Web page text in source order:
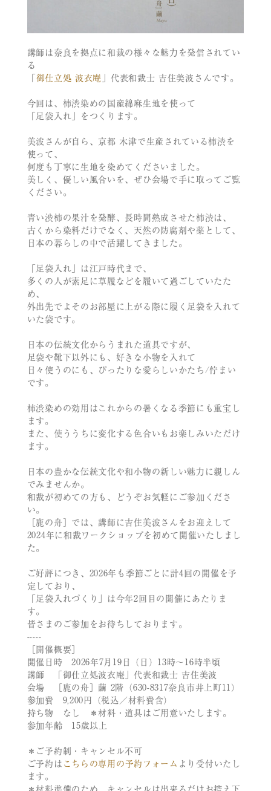
講師は奈良を拠点に和裁の様々な魅力を発信されてい
る
「御仕立処 波衣庵 」代表和裁士 吉住美波さんです。
今回は、柿渋染めの国産綿麻生地を使って
「足袋入れ」をつくります。
美波さんが自ら、京都 木津で生産されている柿渋を
使って、
何度も丁寧に生地を染めてくださいました。
美しく、優しい風合いを、ぜひ会場で手に取ってご覧
ください。
青い渋柿の果汁を発酵、長時間熟成させた柿渋は、
古くから染料だけでなく、天然の防腐剤や薬として、
日本の暮らしの中で活躍してきました。
「足袋入れ」は江戸時代まで、
多くの人が素足に草履などを履いて過ごしていたた
め、
外出先でよそのお部屋に上がる際に履く足袋を入れて
いた袋です。
日本の伝統文化からうまれた道具ですが、
足袋や靴下以外にも、好きな小物を入れて
日々使うのにも、ぴったりな愛らしいかたち/佇まい
です。
柿渋染めの効用はこれからの暑くなる季節にも重宝し
ます。
また、使ううちに変化する色合いもお楽しみいただけ
ます。
日本の豊かな伝統文化や和小物の新しい魅力に親しん
でみませんか。
和裁が初めての方も、どうぞお気軽にご参加くださ
い。
［鹿の舟］では、講師に吉住美波さんをお迎えして
2024年に和裁ワークショップを初めて開催いたしまし
た。
ご好評につき、2026年も季節ごとに計4回の開催を予
定しており、
「足袋入れづくり」は今年2回目の開催にあたりま
す。
皆さまのご参加をお待ちしております。
-----
［開催概要］
開催日時 2026年7月19日（日）13時～16時半頃
講師 「御仕立処波衣庵」代表和裁士 吉住美波
会場 ［鹿の舟］繭 2階（630-8317奈良市井上町11）
参加費 9,200円（税込／材料費含）
持ち物 なし ＊材料・道具はご用意いたします。
参加年齢 15歳以上
＊ご予約制・キャンセル不可
ご予約は こちらの専用の予約フォーム より受付いたし
ます。
＊材料準備のため、キャンセルは出来るだけお控え下